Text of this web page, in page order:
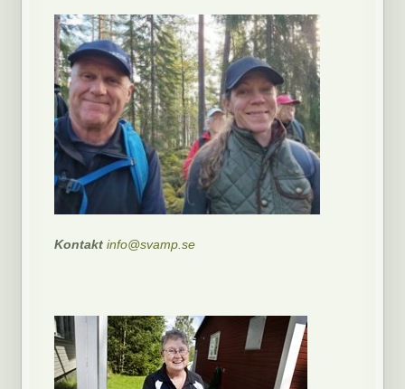
Kontaktinfo@svamp.se